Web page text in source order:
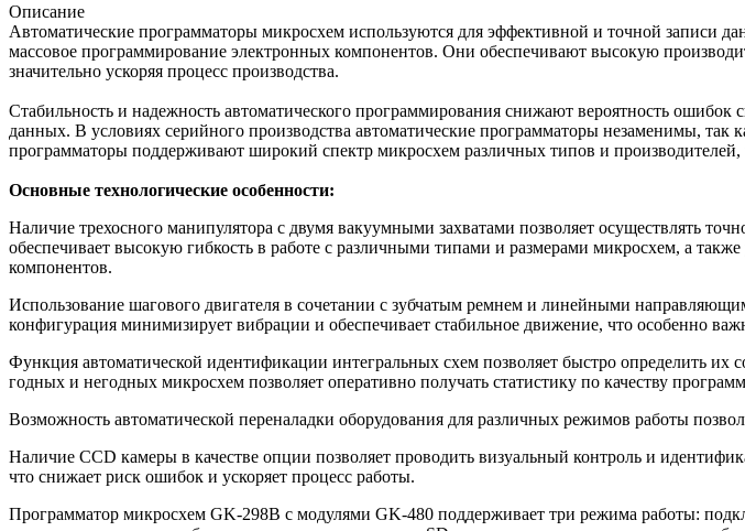
Описание
Автоматические программаторы микросхем используются для эффективной и точной записи
массовое программирование электронных компонентов. Они обеспечивают высокую
значительно ускоряя процесс производства.
Стабильность и надежность автоматического программирования снижают вероятность ошибок
данных. В условиях серийного производства автоматические программаторы незаменимы,
программаторы поддерживают широкий спектр микросхем различных типов и
Основные технологические особенности:
Наличие трехосного манипулятора с двумя вакуумными захватами позволяет осуществлять
обеспечивает высокую гибкость в работе с различными типами и размерами микросхем, а
компонентов.
Использование шагового двигателя в сочетании с зубчатым ремнем и линейными
конфигурация минимизирует вибрации и обеспечивает стабильное движение, что особенно
Функция автоматической идентификации интегральных схем позволяет быстро определить
годных и негодных микросхем позволяет оперативно получать статистику по качеству
Возможность автоматической переналадки оборудования для различных режимов работы
Наличие CCD камеры в качестве опции позволяет проводить визуальный контроль и
что снижает риск ошибок и ускоряет процесс работы.
Программатор микросхем GK-298B с модулями GK-480 поддерживает три режима работы: